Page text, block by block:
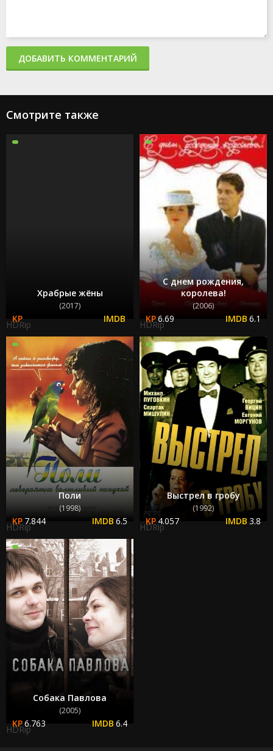
ДОБАВИТЬ КОММЕНТАРИЙ
Смотрите также
Храбрые жёны
(2017)
HDRip
С днем рождения,
королева!
(2006)
6.69 6.1
HDRip
Поли
(1998)
7.844 6.5
HDRip
Выстрел в гробу
(1992)
4.057 3.8
HDRip
Собака Павлова
(2005)
6.763 6.4
HDRip